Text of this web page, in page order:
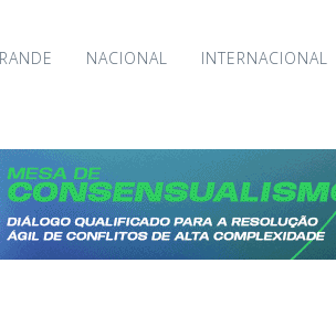
NACIONAL INTERNACIONAL